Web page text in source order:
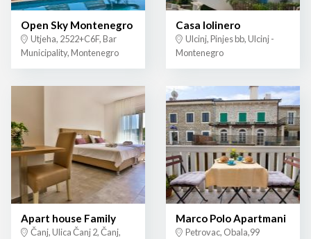
Open Sky Montenegro
Utjeha, 2522+C6F, Bar
Municipality, Montenegro
Casa lolinero
Ulcinj, Pinjes bb, Ulcinj -
Montenegro
Apart house Family
Čanj, Ulica Čanj 2, Čanj,
Marco Polo Apartmani
Petrovac, Obala,99